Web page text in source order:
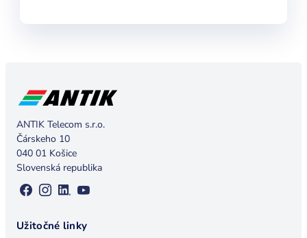
ANTIK Telecom s.r.o.
Čárskeho 10
040 01 Košice
Slovenská republika
Užitočné linky